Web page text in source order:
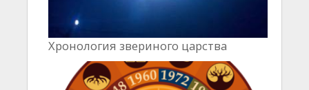
Хронология звериного царства